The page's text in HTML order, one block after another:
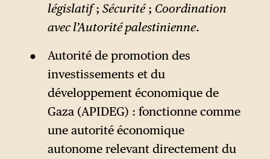
législatif;Sécurité; Coordination
avec l’Autorité palestinienne.
Autorité de promotion des
investissements et du
développement économique de
Gaza (APIDEG) : fonctionne comme
une autorité économique
autonome relevant directement du